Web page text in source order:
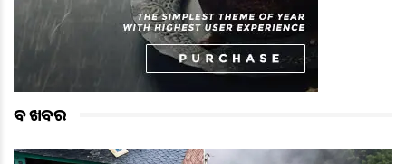
ବଡ ଖବର